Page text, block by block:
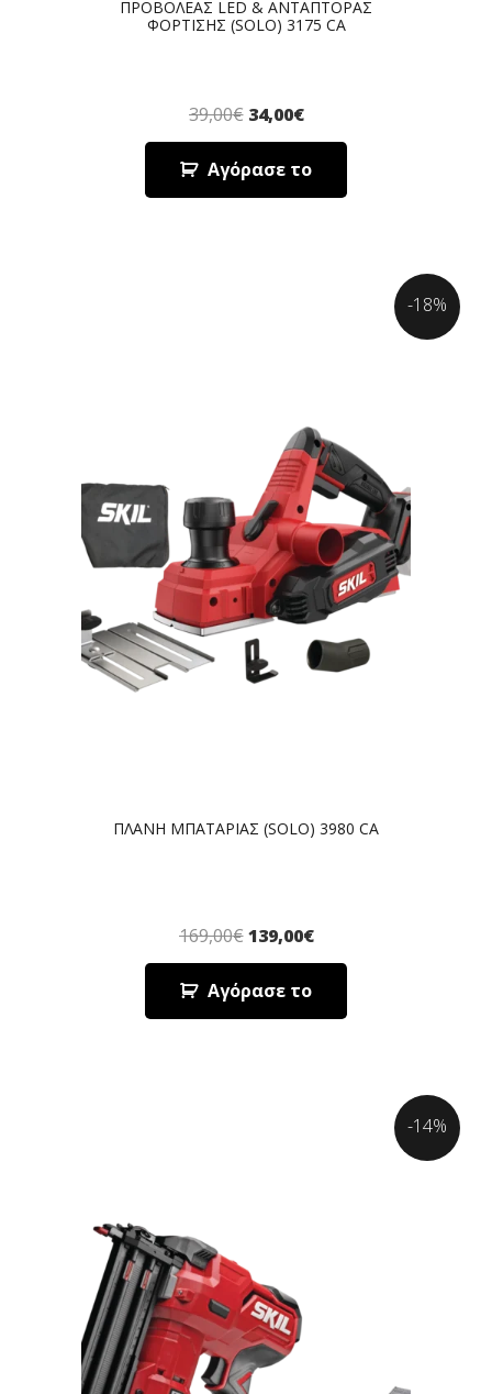
ΠΡΟΒΟΛΕΑΣ LED & ΑΝΤΑΠΤΟΡΑΣ
ΦΟΡΤΙΣΗΣ (SOLO) 3175 CA
39,00€ 34,00€
Αγόρασε το
ΠΛΑΝΗ ΜΠΑΤΑΡΙΑΣ (SOLO) 3980 CA
169,00€ 139,00€
Αγόρασε το
-18%
-14%